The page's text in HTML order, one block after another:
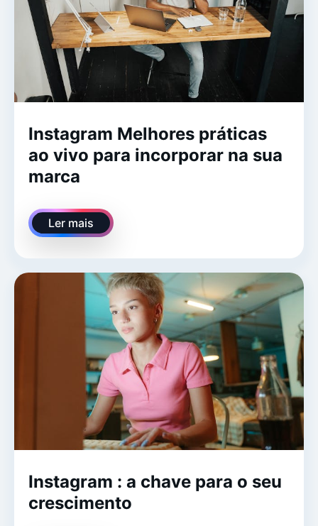
Instagram Melhores práticas
ao vivo para incorporar na sua
marca
Ler mais
Instagram : a chave para o seu
crescimento